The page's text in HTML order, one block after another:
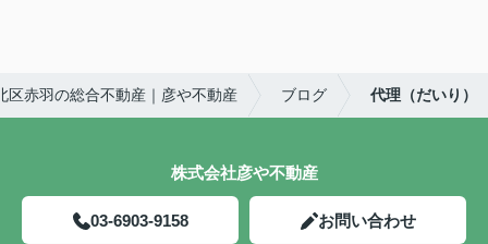
区赤羽の総合不動産｜彦や不動産 ブログ 代理（だいり）
株式会社彦や不動産
03-6903-9158 お問い合わせ